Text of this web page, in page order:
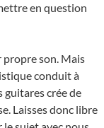
en question
propre son. Mais
conduit à
guitares crée de
Laisses donc libre